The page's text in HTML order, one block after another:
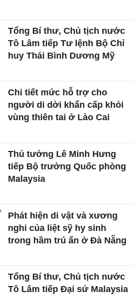
Tổng Bí thư, Chủ tịch nước
Tô Lâm tiếp Tư lệnh Bộ Chỉ
huy Thái Bình Dương Mỹ
Chi tiết mức hỗ trợ cho
người di dời khẩn cấp khỏi
vùng thiên tai ở Lào Cai
Thủ tướng Lê Minh Hưng
tiếp Bộ trưởng Quốc phòng
Malaysia
Phát hiện di vật và xương
nghi của liệt sỹ hy sinh
trong hầm trú ẩn ở Đà Nẵng
Tổng Bí thư, Chủ tịch nước
Tô Lâm tiếp Đại sứ Malaysia